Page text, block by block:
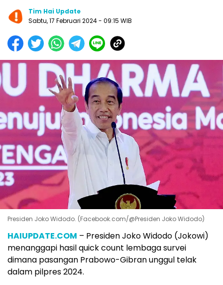
Tim Hai Update
Sabtu, 17 Februari 2024 - 09:15 WIB
Presiden Joko Widodo. (Facebook.com/@Presiden Joko Widodo)
HAIUPDATE.COM – Presiden Joko Widodo (Jokowi)
menanggapi hasil quick count lembaga survei
dimana pasangan Prabowo-Gibran unggul telak
dalam pilpres 2024.